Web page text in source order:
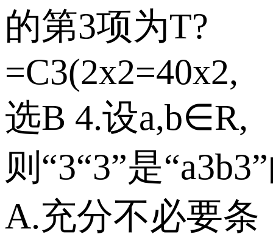
的第3项为T?
=C3(2x2=40x2,
选B 4.设a,b∈R,
则“3“3”是
A.充分不必要条